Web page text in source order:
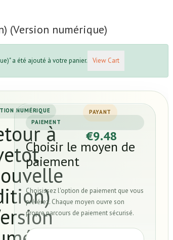
(Version numérique)
a été ajouté à votre panier. View Cart
NUMÉRIQUE
à
PAYANT
€9.48
PAIEMENT
Choisir le moyen de
paiement
Choisissez l'option de paiement que vous
préférez. Chaque moyen ouvre son
propre parcours de paiement sécurisé.